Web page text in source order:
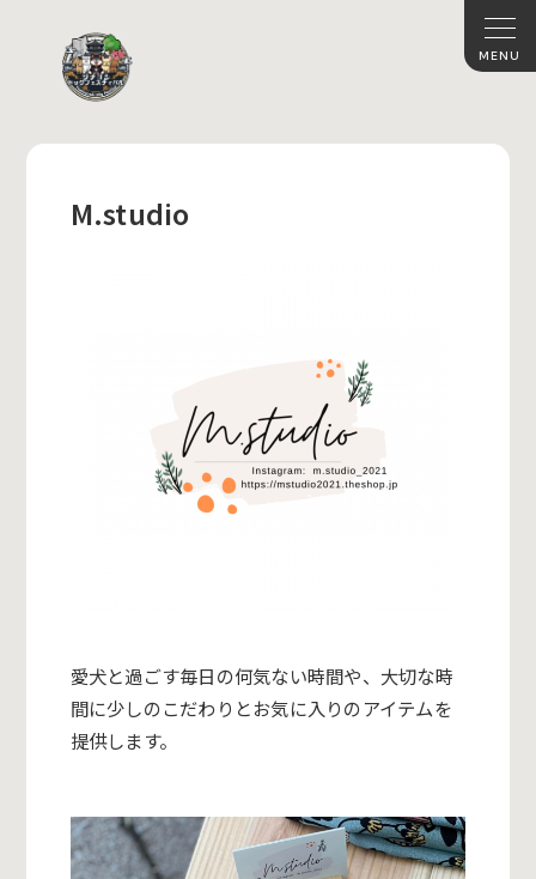
M.studio
愛犬と過ごす毎日の何気ない時間や、大切な時
間に少しのこだわりとお気に入りのアイテムを
提供します。